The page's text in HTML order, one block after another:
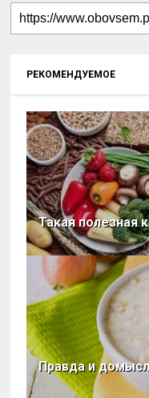
РЕКОМЕНДУЕМОЕ
Такая полезная
Правда и